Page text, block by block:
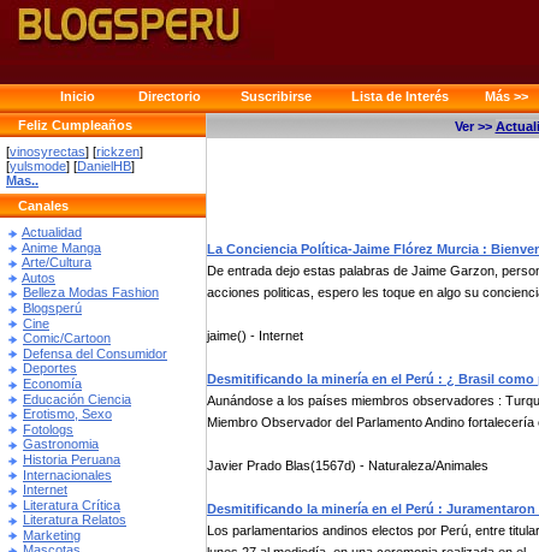
Inicio Directorio Suscribirse Lista de Interés
Más >>
Feliz Cumpleaños
[vinosyrectas] [rickzen]
[yulsmode] [DanielHB]
Mas..
Canales
Actualidad
Anime Manga
Arte/Cultura
Autos
Belleza Modas Fashion
Blogsperú
Cine
Comic/Cartoon
Defensa del Consumidor
Deportes
Economía
Educación Ciencia
Erotismo, Sexo
Fotologs
Gastronomia
Historia Peruana
Internacionales
Internet
Literatura Crítica
Literatura Relatos
Marketing
Ver >>
La Conciencia Política-Jaime Flórez Murcia :
De entrada dejo estas palabras de Jaime Garzon,
acciones politicas, espero les toque en algo su
jaime() - Internet
Desmitificando la minería en el Perú : ¿ Brasil
Aunándose a los países miembros observadores :
Miembro Observador del Parlamento Andino fortalecería
Javier Prado Blas(1567d) - Naturaleza/Animales
Desmitificando la minería en el Perú :
Los parlamentarios andinos electos por Perú, entre